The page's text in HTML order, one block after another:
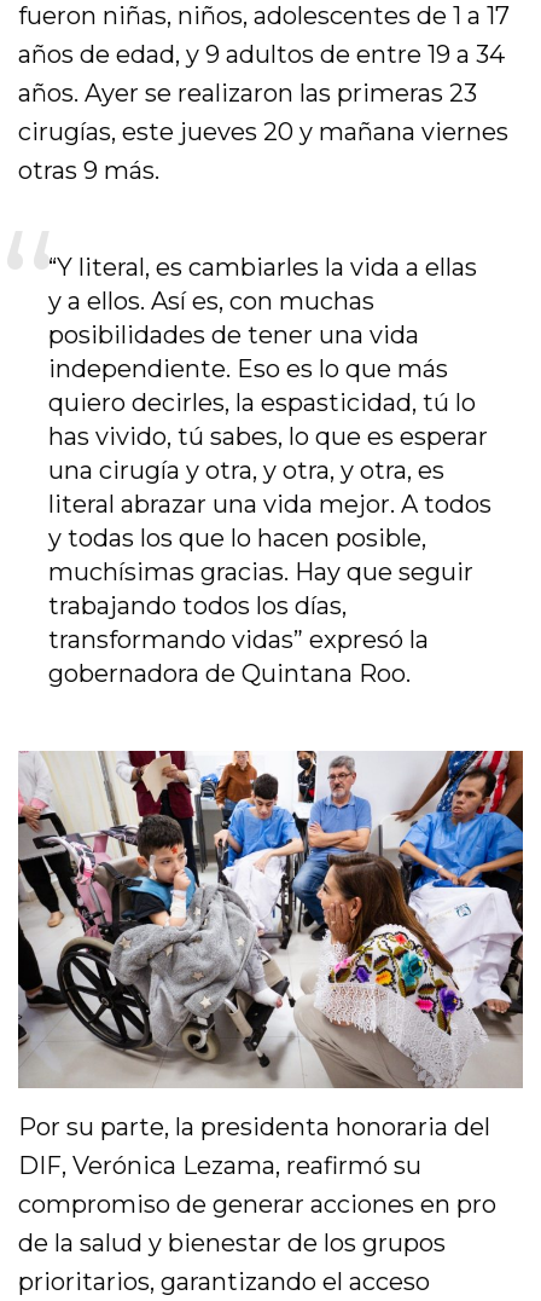
fueron niñas, niños, adolescentes de 1 a 17
años de edad, y 9 adultos de entre 19 a 34
años. Ayer se realizaron las primeras 23
cirugías, este jueves 20 y mañana viernes
otras 9 más.
“Y literal, es cambiarles la vida a ellas
y a ellos. Así es, con muchas
posibilidades de tener una vida
independiente. Eso es lo que más
quiero decirles, la espasticidad, tú lo
has vivido, tú sabes, lo que es esperar
una cirugía y otra, y otra, y otra, es
literal abrazar una vida mejor. A todos
y todas los que lo hacen posible,
muchísimas gracias. Hay que seguir
trabajando todos los días,
transformando vidas” expresó la
gobernadora de Quintana Roo.
Por su parte, la presidenta honoraria del
DIF, Verónica Lezama, reafirmó su
compromiso de generar acciones en pro
de la salud y bienestar de los grupos
prioritarios, garantizando el acceso